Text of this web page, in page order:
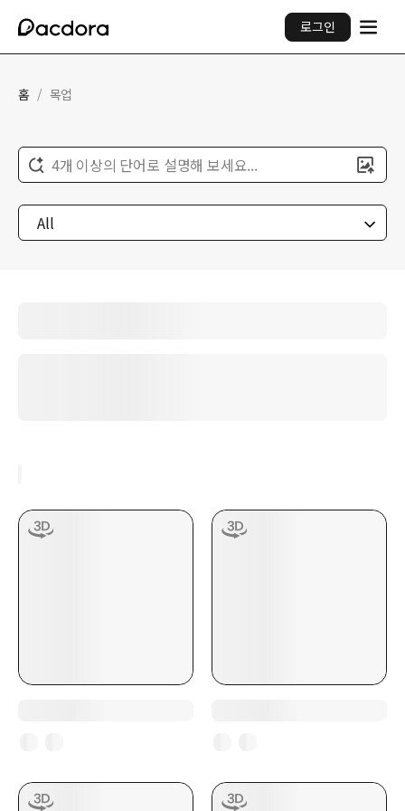
로그인
홈 / 목업
4개 이상의 단어로 설명해 보세요...
All